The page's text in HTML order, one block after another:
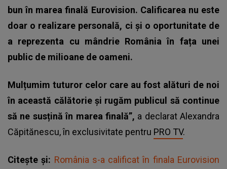
bun în marea finală Eurovision. Calificarea nu este
doar o realizare personală, ci și o oportunitate de
a reprezenta cu mândrie România în fața unei
public de milioane de oameni.
Mulțumim tuturor celor care au fost alături de noi
în această călătorie și rugăm publicul să continue
să ne susțină în marea finală”, a declarat Alexandra
Căpitănescu, în exclusivitate pentru PRO TV.
Citește și: România s-a calificat în finala Eurovision